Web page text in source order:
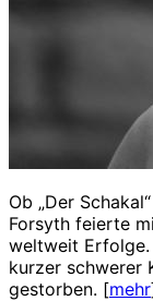
Ob „Der
Forsyth feierte
weltweit
kurzer schwerer
gestorben. [mehr